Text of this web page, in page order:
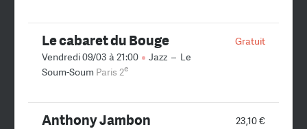
Gratuit
Le cabaret du Bouge
Vendredi 09/03 à 21:00 Jazz – Le
Soum-Soum Paris 2e
23,10 €
Anthony Jambon